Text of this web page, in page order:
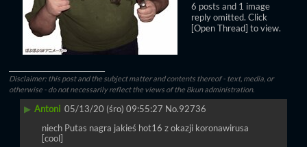
6 posts and 1 image
reply omitted. Click
[Open Thread] to view.
Disclaimer: this post and the subject matter and contents thereof - text, media, or
otherwise - do not necessarily reflect the views of the 8kun administration.
▶ Antoni 05/13/20 (śro) 09:55:27 No.92736
niech Putas nagra jakieś hot16 z okazji koronawirusa
[cool]